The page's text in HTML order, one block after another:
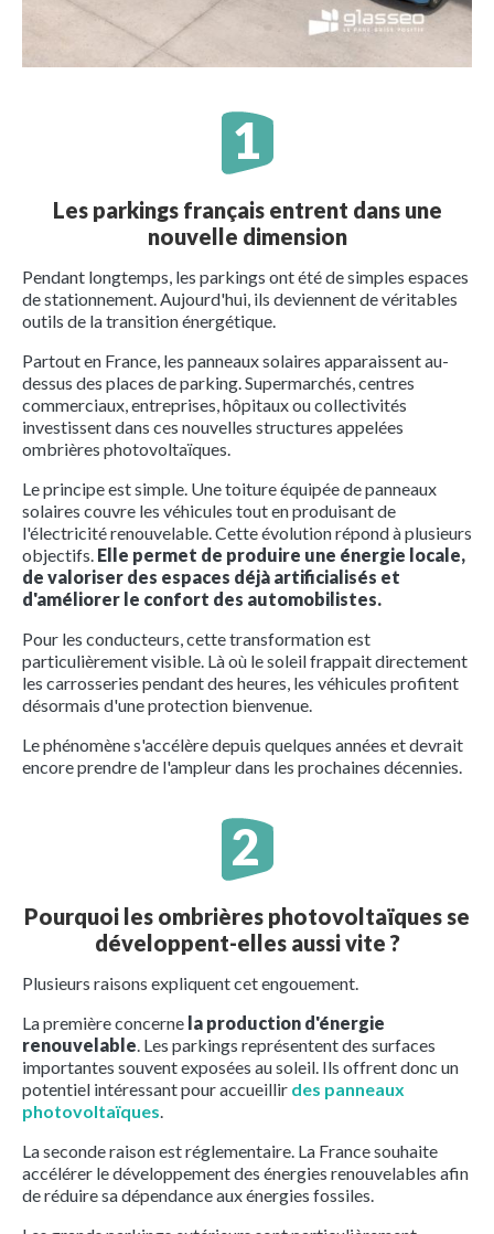
Les parkings français entrent dans une
nouvelle dimension
Pendant longtemps, les parkings ont été de simples espaces
de stationnement. Aujourd'hui, ils deviennent de véritables
outils de la transition énergétique.
Partout en France, les panneaux solaires apparaissent au-
dessus des places de parking. Supermarchés, centres
commerciaux, entreprises, hôpitaux ou collectivités
investissent dans ces nouvelles structures appelées
ombrières photovoltaïques.
Le principe est simple. Une toiture équipée de panneaux
solaires couvre les véhicules tout en produisant de
l'électricité renouvelable. Cette évolution répond à plusieurs
objectifs. Elle permet de produire une énergie locale,
de valoriser des espaces déjà artificialisés et
d'améliorer le confort des automobilistes.
Pour les conducteurs, cette transformation est
particulièrement visible. Là où le soleil frappait directement
les carrosseries pendant des heures, les véhicules profitent
désormais d'une protection bienvenue.
Le phénomène s'accélère depuis quelques années et devrait
encore prendre de l'ampleur dans les prochaines décennies.
Pourquoi les ombrières photovoltaïques se
développent-elles aussi vite ?
Plusieurs raisons expliquent cet engouement.
La première concerne la production d'énergie
renouvelable . Les parkings représentent des surfaces
importantes souvent exposées au soleil. Ils offrent donc un
potentiel intéressant pour accueillir des panneaux
photovoltaïques
La seconde raison est réglementaire. La France souhaite
accélérer le développement des énergies renouvelables afin
de réduire sa dépendance aux énergies fossiles.